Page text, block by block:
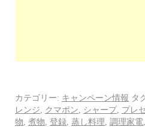
カテゴリー: キャンペーン情報 タ
レンジ
クマポン シャープ, プレ
物 煮物 登録 蒸し料理 調理家電